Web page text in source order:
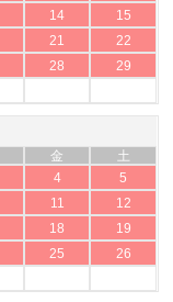
14
15
21
22
28
29
金
土
4
5
11
12
18
19
25
26